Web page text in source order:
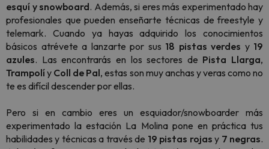
esquí y snowboard. Además, si eres más experimentado hay
profesionales que pueden enseñarte técnicas de freestyle y
telemark. Cuando ya hayas adquirido los conocimientos
básicos atrévete a lanzarte por sus 18 pistas verdes y 19
azules. Las encontrarás en los sectores de Pista Llarga,
Trampolíy Coll de Pal, estas son muy anchas y veras como no
te es difícil descender por ellas.
Pero si en cambio eres un esquiador/snowboarder más
experimentado la estación La Molina pone en práctica tus
habilidades y técnicas a través de 19 pistas rojas y 7 negras.